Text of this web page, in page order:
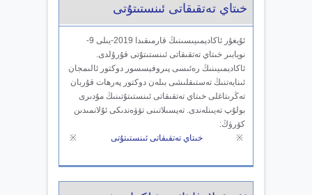
خىتاي تەتقىقاتى ئىنستىتۇتى
ئۇيغۇر ئاكادېمىيىسىنىڭ قارمىقىدا 2019-يىلى 9-
نويابىر خىتاي تەتقىقاتى ئىنستىتۇتى قۇرۇلدى.
ئاكادېمىيىنىڭ رەئىسى پىروفېسسور دوكتور ئالىمجان
ئىنايەتنىڭ تەستىقلىشى بىلەن دوكتور پەرھات قۇربان
تەڭرىتاغلى خىتاي تەتقىقاتى ئىنستىتۇتىنىڭ مۇدىرى
بولۇپ تەيىنلەندى. تەپسىلاتىنى تۆۋەندىكى ئۇلانمىدىن
كۆرۈڭ:
※
خىتاي تەتقىقاتى ئىنستىتۇتى ※